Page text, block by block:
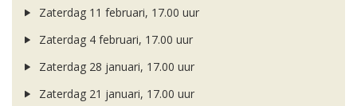
Zaterdag 11 februari, 17.00 uur
Zaterdag 4 februari, 17.00 uur
Zaterdag 28 januari, 17.00 uur
Zaterdag 21 januari, 17.00 uur